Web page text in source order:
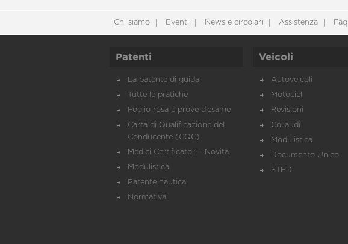
Chi siamo Eventi News e circolari Assistenza Faq
Patenti
La patente di guida
Tutte le pratiche
Foglio rosa e prove d’esame
Carta di Qualificazione del
Conducente (CQC)
Medici Certificatori - Novità
Modulistica
Patente nautica
Normativa
Veicoli
Autoveicoli
Motocicli
Revisioni
Collaudi
Modulistica
Documento Unico
STED